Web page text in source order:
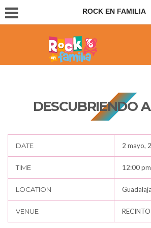
ROCK EN FAMILIA
Conciertos para padres e
DESCUBRIENDO
DATE 2 mayo,
TIME 12:00 pm
LOCATION
VENUE RECINTO